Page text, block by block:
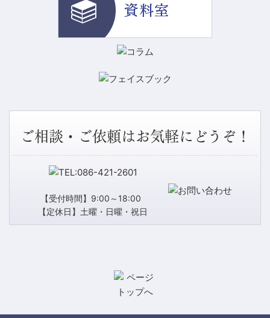
ご相談・ご依頼はお気軽にどうぞ！
【受付時間】9:00～18:00
【定休日】土曜・日曜・祝日